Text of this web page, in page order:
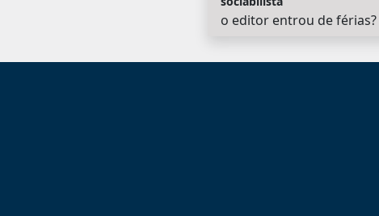
o editor entrou de férias?